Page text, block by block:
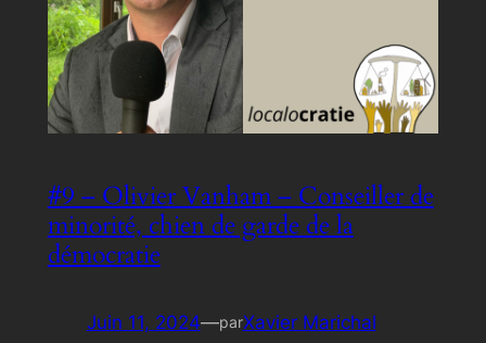
#9 – Olivier Vanham – Conseiller de
minorité, chien de garde de la
démocratie
Juin 11, 2024—parXavier Marichal